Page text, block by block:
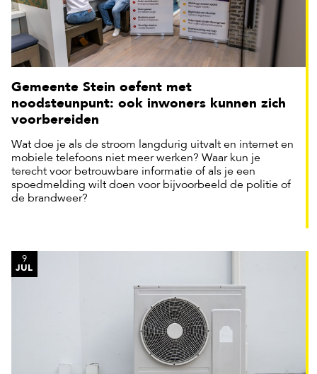
Gemeente Stein oefent met
noodsteunpunt: ook inwoners kunnen zich
voorbereiden
Wat doe je als de stroom langdurig uitvalt en internet en
mobiele telefoons niet meer werken? Waar kun je
terecht voor betrouwbare informatie of als je een
spoedmelding wilt doen voor bijvoorbeeld de politie of
de brandweer?
9
JUL